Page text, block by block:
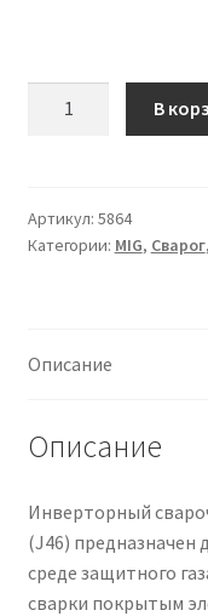
MIG
250
В
Артикул: 5864
Категории: MIG, Сварог,
Описание
Описание
Инверторный
(J46) предназначен
среде защитного
сварки покрытым